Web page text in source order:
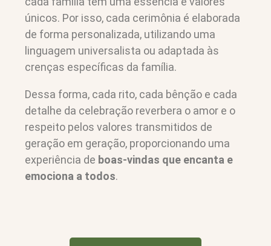
únicos. Por isso, cada cerimônia é elaborada
de forma personalizada, utilizando uma
linguagem universalista ou adaptada às
crenças específicas da família.
Dessa forma, cada rito, cada bênção e cada
detalhe da celebração reverbera o amor e o
respeito pelos valores transmitidos de
geração em geração, proporcionando uma
experiência de boas-vindas que encanta e
emociona a todos.